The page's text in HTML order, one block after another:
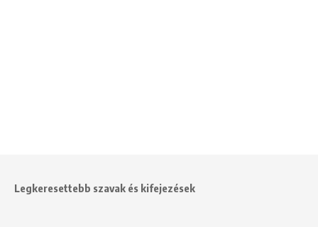
Legkeresettebb szavak és kifejezések